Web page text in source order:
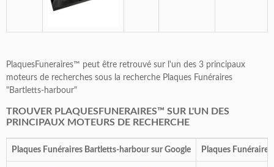
PlaquesFuneraires™ peut être retrouvé sur l'un des 3 principaux
moteurs de recherches sous la recherche Plaques Funéraires
"Bartletts-harbour"
TROUVER PLAQUESFUNERAIRES™ SUR L'UN DES
PRINCIPAUX MOTEURS DE RECHERCHE
Plaques Funéraires Bartletts-harbour sur Google Plaques